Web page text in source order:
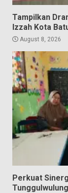
Tampilkan
Izzah Kota
August 8, 2026
Perkuat